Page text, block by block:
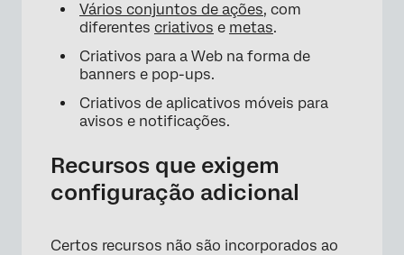
Vários conjuntos de ações, com
diferentes criativos e metas.
Criativos para a Web na forma de
banners e pop-ups.
Criativos de aplicativos móveis para
avisos e notificações.
Recursos que exigem
configuração adicional
Certos recursos não são incorporados ao